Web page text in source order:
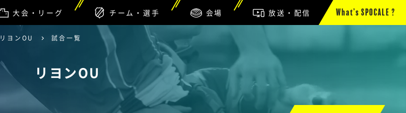
大会・リーグ チーム・選手 会場 放送・配信 What’s SPOCALE ?
リヨンOU 試合一覧
リヨンOU